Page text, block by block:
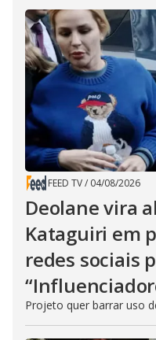
FEED TV/ 04/08/2026
Deolane vira
Kataguiri em
redes sociais
Projeto quer barrar uso